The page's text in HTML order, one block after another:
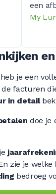
een
My
je een
de facturen
in detail
doe je
zie je welke
bedroeg